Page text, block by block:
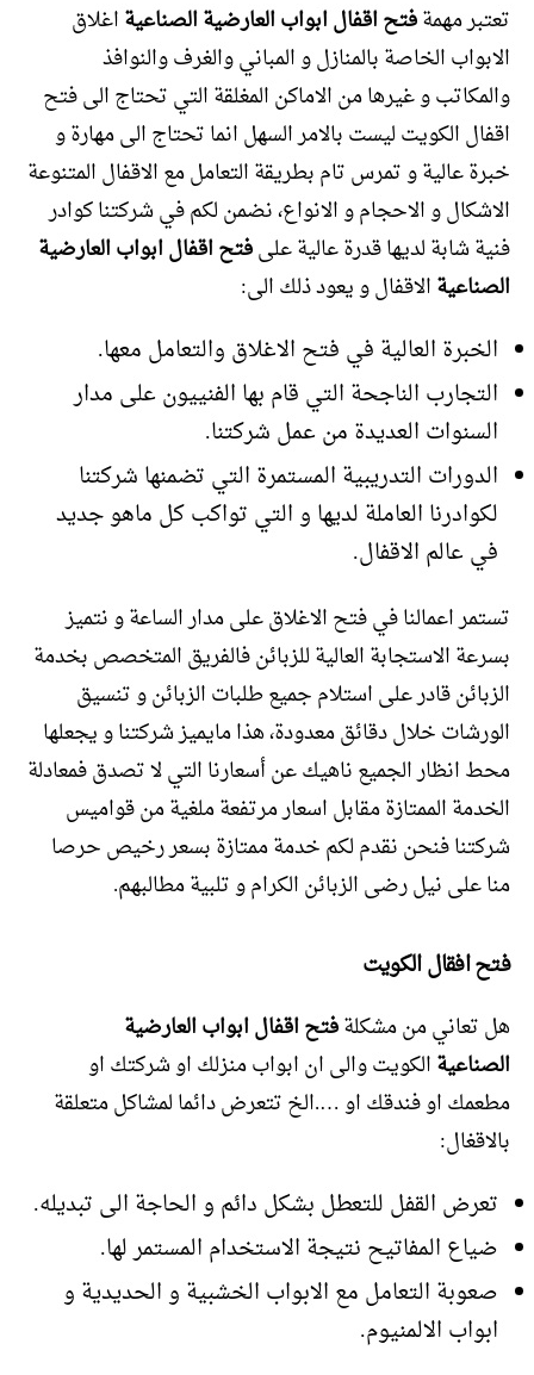
تعتبر مهمةفتح اقفال ابواب العارضية الصناعيةاغلاق
الابواب الخاصة بالمنازل و المباني والغرف والنوافذ
والمكاتب و غيرها من الاماكن المغلقة التي تحتاج الى فتح
اقفال الكويت ليست بالامر السهل انما تحتاج الى مهارة و
خبرة عالية و تمرس تام بطريقة التعامل مع الاقفال المتنوعة
الاشكال و الاحجام و الانواع، نضمن لكم في شركتنا كوادر
فنية شابة لديها قدرة عالية علىفتح اقفال ابواب العارضية
الصناعيةالاقفال و يعود ذلك الى:
الخبرة العالية في فتح الاغلاق والتعامل معها.
التجارب الناجحة التي قام بها الفنييون على مدار
السنوات العديدة من عمل شركتنا.
الدورات التدريبية المستمرة التي تضمنها شركتنا
لكوادرنا العاملة لديها و التي تواكب كل ماهو جديد
في عالم الاقفال.
تستمر اعمالنا في فتح الاغلاق على مدار الساعة و نتميز
بسرعة الاستجابة العالية للزبائن فالفريق المتخصص بخدمة
الزبائن قادر على استلام جميع طلبات الزبائن و تنسيق
الورشات خلال دقائق معدودة، هذا مايميز شركتنا و يجعلها
محط انظار الجميع ناهيك عن أسعارنا التي لا تصدق فمعادلة
الخدمة الممتازة مقابل اسعار مرتفعة ملغية من قواميس
شركتنا فنحن نقدم لكم خدمة ممتازة بسعر رخيص حرصا
منا على نيل رضى الزبائن الكرام و تلبية مطالبهم.
فتح افقال الكويت
هل تعاني من مشكلةفتح اقفال ابواب العارضية
الصناعيةالكويت والى ان ابواب منزلك او شركتك او
مطعمك او فندقك او ….الخ تتعرض دائما لمشاكل متعلقة
بالاقغال:
تعرض القفل للتعطل بشكل دائم و الحاجة الى تبديله.
ضياع المفاتيح نتيجة الاستخدام المستمر لها.
صعوبة التعامل مع الابواب الخشبية و الحديدية و
ابواب الالمنيوم.